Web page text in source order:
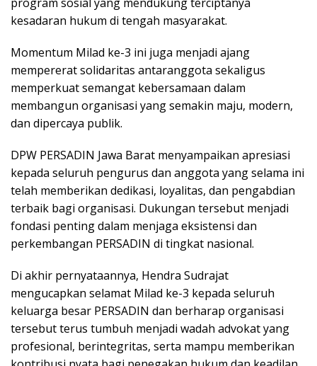
kesadaran hukum di tengah masyarakat.
Momentum Milad ke-3 ini juga menjadi ajang
mempererat solidaritas antaranggota sekaligus
memperkuat semangat kebersamaan dalam
membangun organisasi yang semakin maju, modern,
dan dipercaya publik.
DPW PERSADIN Jawa Barat menyampaikan apresiasi
kepada seluruh pengurus dan anggota yang selama ini
telah memberikan dedikasi, loyalitas, dan pengabdian
terbaik bagi organisasi. Dukungan tersebut menjadi
fondasi penting dalam menjaga eksistensi dan
perkembangan PERSADIN di tingkat nasional.
Di akhir pernyataannya, Hendra Sudrajat
mengucapkan selamat Milad ke-3 kepada seluruh
keluarga besar PERSADIN dan berharap organisasi
tersebut terus tumbuh menjadi wadah advokat yang
profesional, berintegritas, serta mampu memberikan